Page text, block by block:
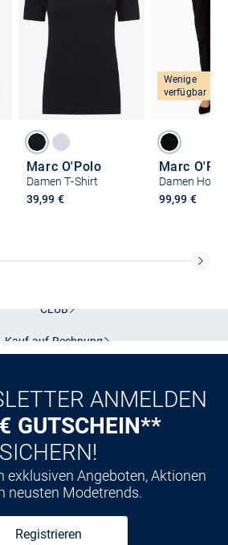
Marc O'Polo
Damen T-Shirt
39,99 €
Wenige
verfügbar
Marc
Damen Hose
99,99 €
CLUB
Kauf auf Rechnung
ANMELDEN
GUTSCHEIN**
SICHERN!
exklusiven Angeboten, Aktionen
neusten Modetrends.
Registrieren